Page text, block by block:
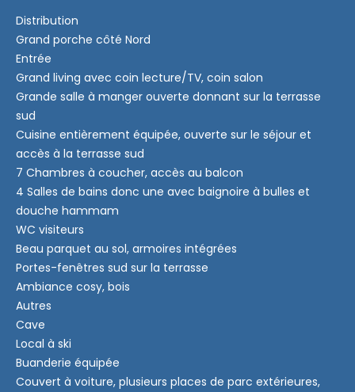
Distribution
Grand porche côté Nord
Entrée
Grand living avec coin lecture/TV, coin salon
Grande salle à manger ouverte donnant sur la terrasse
sud
Cuisine entièrement équipée, ouverte sur le séjour et
accès à la terrasse sud
7 Chambres à coucher, accès au balcon
4 Salles de bains donc une avec baignoire à bulles et
douche hammam
WC visiteurs
Beau parquet au sol, armoires intégrées
Portes-fenêtres sud sur la terrasse
Ambiance cosy, bois
Autres
Cave
Local à ski
Buanderie équipée
Couvert à voiture, plusieurs places de parc extérieures,